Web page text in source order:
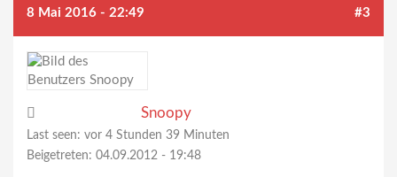
8 Mai 2016 - 22:49 #3
Snoopy
Last seen: vor 4 Stunden 39 Minuten
Beigetreten: 04.09.2012 - 19:48